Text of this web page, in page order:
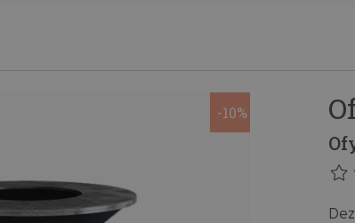
-10%